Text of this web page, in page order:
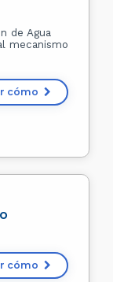
de Agua
mecanismo
cómo
cómo